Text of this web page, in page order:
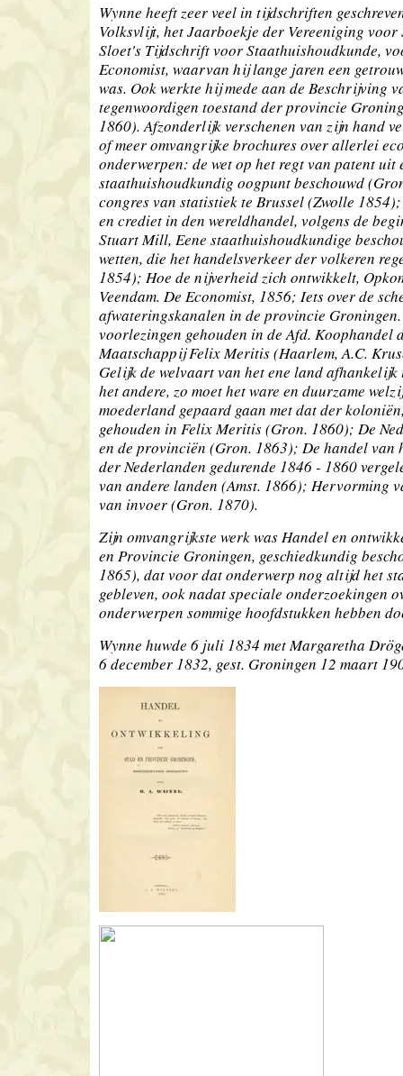
Wynne heeft zeer veel in tijdschriften
Volksvlijt, het Jaarboekje der Vereeniging voor
Sloet's Tijdschrift voor Staathuishoudkunde,
Economist, waarvan hij lange jaren een
was. Ook werkte hij mede aan de Beschrijving
tegenwoordigen toestand der provincie
1860). Afzonderlijk verschenen van zijn hand
of meer omvangrijke brochures over allerlei
onderwerpen: de wet op het regt van patent uit
staathuishoudkundig oogpunt beschouwd
congres van statistiek te Brussel (Zwolle
en crediet in den wereldhandel, volgens de
Stuart Mill, Eene staathuishoudkundige
wetten, die het handelsverkeer der volkeren
1854); Hoe de nijverheid zich ontwikkelt,
Veendam. De Economist, 1856; Iets over de
afwateringskanalen in de provincie Groningen.
voorlezingen gehouden in de Afd. Koophandel
Maatschappij Felix Meritis (Haarlem, A.C.
Gelijk de welvaart van het ene land afhankelijk
het andere, zo moet het ware en duurzame
moederland gepaard gaan met dat der
gehouden in Felix Meritis (Gron. 1860); De
en de provinciën (Gron. 1863); De handel van
der Nederlanden gedurende 1846 - 1860
van andere landen (Amst. 1866); Hervorming
van invoer (Gron. 1870).
Zijn omvangrijkste werk was Handel en
en Provincie Groningen, geschiedkundig
1865), dat voor dat onderwerp nog altijd het
gebleven, ook nadat speciale onderzoekingen
onderwerpen sommige hoofdstukken hebben
Wynne huwde 6 juli 1834 met Margaretha
6 december 1832, gest. Groningen 12 maart